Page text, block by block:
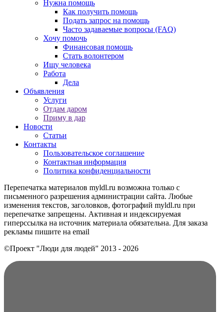
Нужна помощь
Как получить помощь
Подать запрос на помощь
Часто задаваемые вопросы (FAQ)
Хочу помочь
Финансовая помощь
Стать волонтером
Ищу человека
Работа
Дела
Объявления
Услуги
Отдам даром
Приму в дар
Новости
Статьи
Контакты
Пользовательское соглашение
Контактная информация
Политика конфиденциальности
Перепечатка материалов myldl.ru возможна только с
письменного разрешения администрации сайта. Любые
изменения текстов, заголовков, фотографий myldl.ru при
перепечатке запрещены. Активная и индексируемая
гиперссылка на источник материала обязательна. Для заказа
рекламы пишите на еmail
©Проект "Люди для людей" 2013 - 2026